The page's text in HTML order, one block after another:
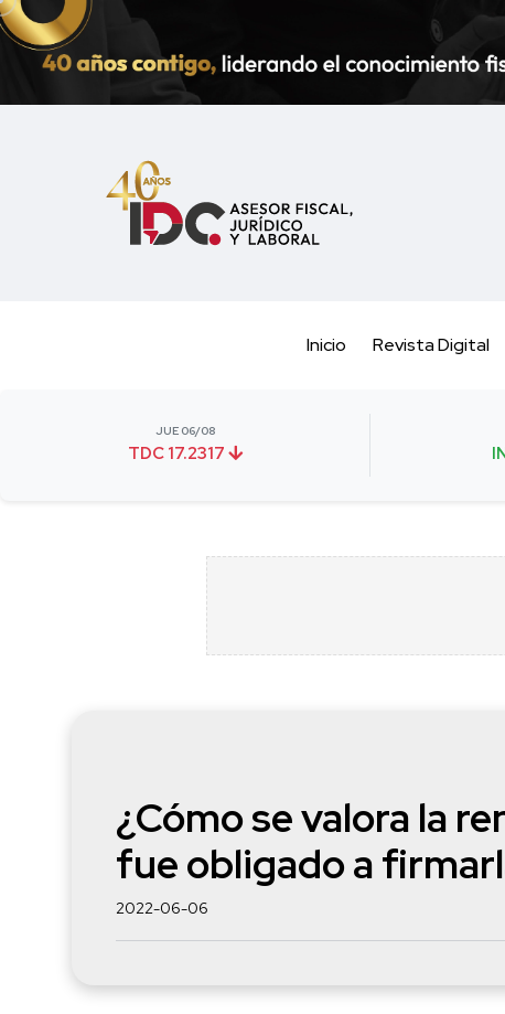
Inicio Revista Digital
JUE 06/08
TDC 17.2317
¿Cómo se valora la
fue obligado a
2022-06-06